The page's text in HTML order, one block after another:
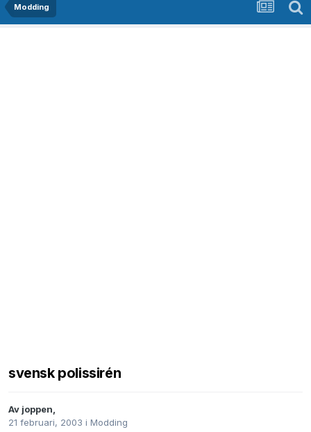
Modding
svensk polissirén
Av joppen,
21 februari, 2003 i Modding